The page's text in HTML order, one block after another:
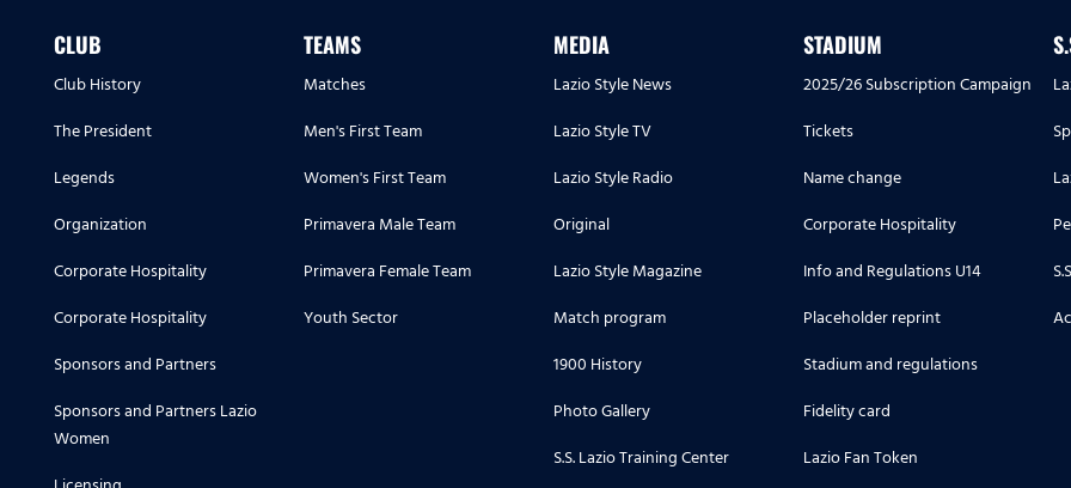
CLUB
Club History
The President
Legends
Organization
Corporate Hospitality
Corporate Hospitality
Sponsors and Partners
Sponsors and Partners Lazio
Women
TEAMS
Matches
Men's First Team
Women's First Team
Primavera Male Team
Primavera Female Team
Youth Sector
MEDIA
Lazio Style News
Lazio Style TV
Lazio Style Radio
Original
Lazio Style Magazine
Match program
1900 History
Photo Gallery
S.S. Lazio Training Center
STADIUM
2025/26 Subscription Campaign
Tickets
Name change
Corporate Hospitality
Info and Regulations U14
Placeholder reprint
Stadium and regulations
Fidelity card
Lazio Fan Token